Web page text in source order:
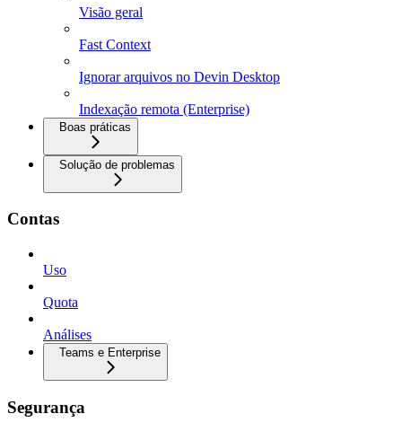
Visão geral
Fast Context
Ignorar arquivos no Devin Desktop
Indexação remota (Enterprise)
Boas práticas
Solução de problemas
Contas
Uso
Quota
Análises
Teams e Enterprise
Segurança